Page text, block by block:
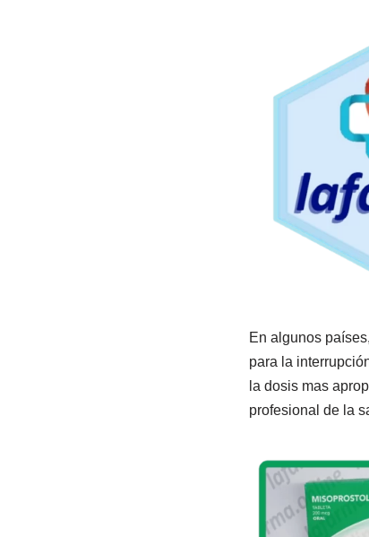
En algunos
para la
la dosis mas
profesional de la